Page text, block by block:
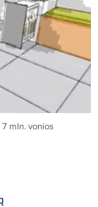
mln. vonios